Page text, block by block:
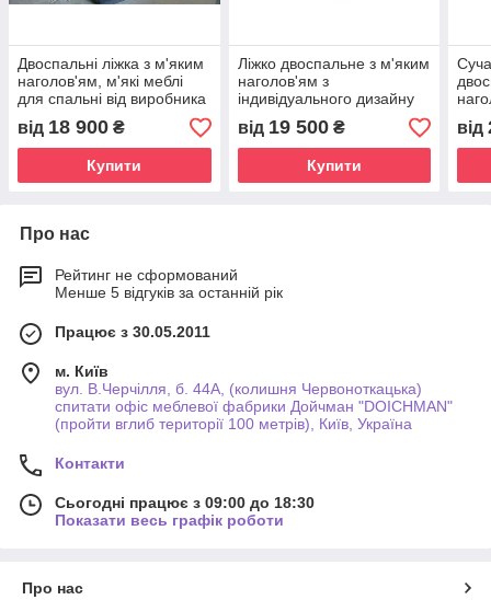
Двоспальні ліжка з м'яким
наголов'ям, м'які меблі
для спальні від виробника
купити Україна
від 18 900 ₴
Купити
Ліжко двоспальне з м'яким
наголов'ям з
індивідуального дизайну
на замовлення в Україні
від 19 500₴
Купити
на
від
Про нас
Рейтинг не сформований
Менше 5 відгуків за останній рік
Працює з 30.05.2011
м. Київ
вул. В.Черчілля, б. 44А, (колишня Червоноткацька)
спитати офіс меблевої фабрики Дойчман "DOICHMAN"
(пройти вглиб території 100 метрів), Київ, Україна
Контакти
Сьогодні працює з 09:00 до 18:30
Показати весь графік роботи
Про нас